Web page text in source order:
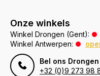
Onze winkels
Winkel Drongen (Gent):
Winkel Antwerpen:
Bel ons
+32 (0)9 273 98